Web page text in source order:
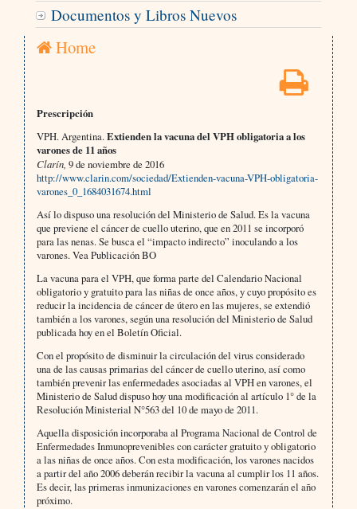
Documentos y Libros Nuevos
Home
Prescripción
VPH. Argentina.Extienden la vacuna del VPH obligatoria a los
varones de 11 años
Clarín, 9 de noviembre de 2016
http://www.clarin.com/sociedad/Extienden-vacuna-VPH-obligatoria-
varones_0_1684031674.html
Así lo dispuso una resolución del Ministerio de Salud. Es la vacuna
que previene el cáncer de cuello uterino, que en 2011 se incorporó
para las nenas. Se busca el “impacto indirecto” inoculando a los
varones. Vea Publicación BO
La vacuna para el VPH, que forma parte del Calendario Nacional
obligatorio y gratuito para las niñas de once años, y cuyo propósito es
reducir la incidencia de cáncer de útero en las mujeres, se extendió
también a los varones, según una resolución del Ministerio de Salud
publicada hoy en el Boletín Oficial.
Con el propósito de disminuir la circulación del virus considerado
una de las causas primarias del cáncer de cuello uterino, así como
también prevenir las enfermedades asociadas al VPH en varones, el
Ministerio de Salud dispuso hoy una modificación al artículo 1° de la
Resolución Ministerial N°563 del 10 de mayo de 2011.
Aquella disposición incorporaba al Programa Nacional de Control de
Enfermedades Inmunoprevenibles con carácter gratuito y obligatorio
a las niñas de once años. Con esta modificación, los varones nacidos
a partir del año 2006 deberán recibir la vacuna al cumplir los 11 años.
Es decir, las primeras inmunizaciones en varones comenzarán el año
próximo.